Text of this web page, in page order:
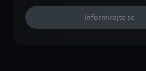
Informirajte se